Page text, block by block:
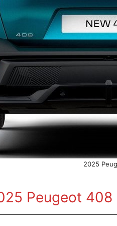
2025
Peugeot 408